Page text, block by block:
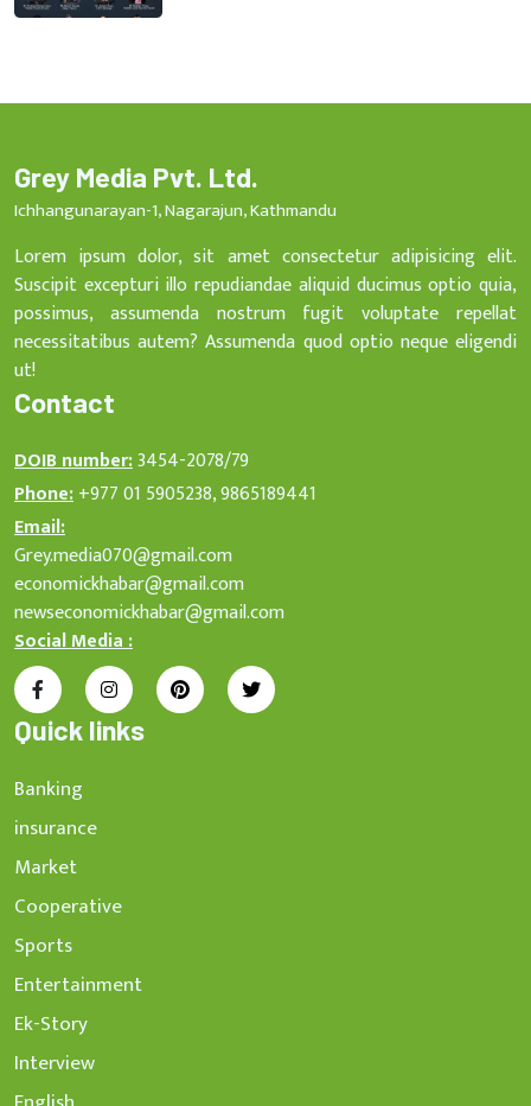
Grey Media Pvt. Ltd.
Ichhangunarayan-1, Nagarajun, Kathmandu
Lorem ipsum dolor, sit amet consectetur adipisicing elit.
Suscipit excepturi illo repudiandae aliquid ducimus optio quia,
possimus, assumenda nostrum fugit voluptate repellat
necessitatibus autem? Assumenda quod optio neque eligendi
ut!
Contact
DOIB number:3454-2078/79
Phone:+977 01 5905238, 9865189441
Email:
Grey.media070@gmail.com
economickhabar@gmail.com
newseconomickhabar@gmail.com
Social Media :
Quick links
Banking
insurance
Market
Cooperative
Sports
Entertainment
Ek-Story
Interview